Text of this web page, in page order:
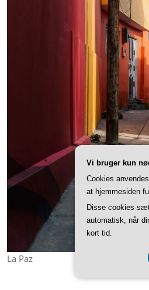
La Paz
Vi bruger kun
Cookies
at hjemmesiden
Disse cookies
automatisk, når
kort tid.